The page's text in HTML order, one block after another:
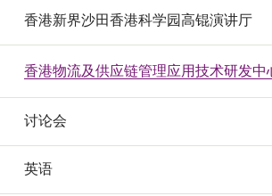
香港新界沙田香港科学园高锟演讲厅
香港物流及供应链管理应用技术研发中
讨论会
英语